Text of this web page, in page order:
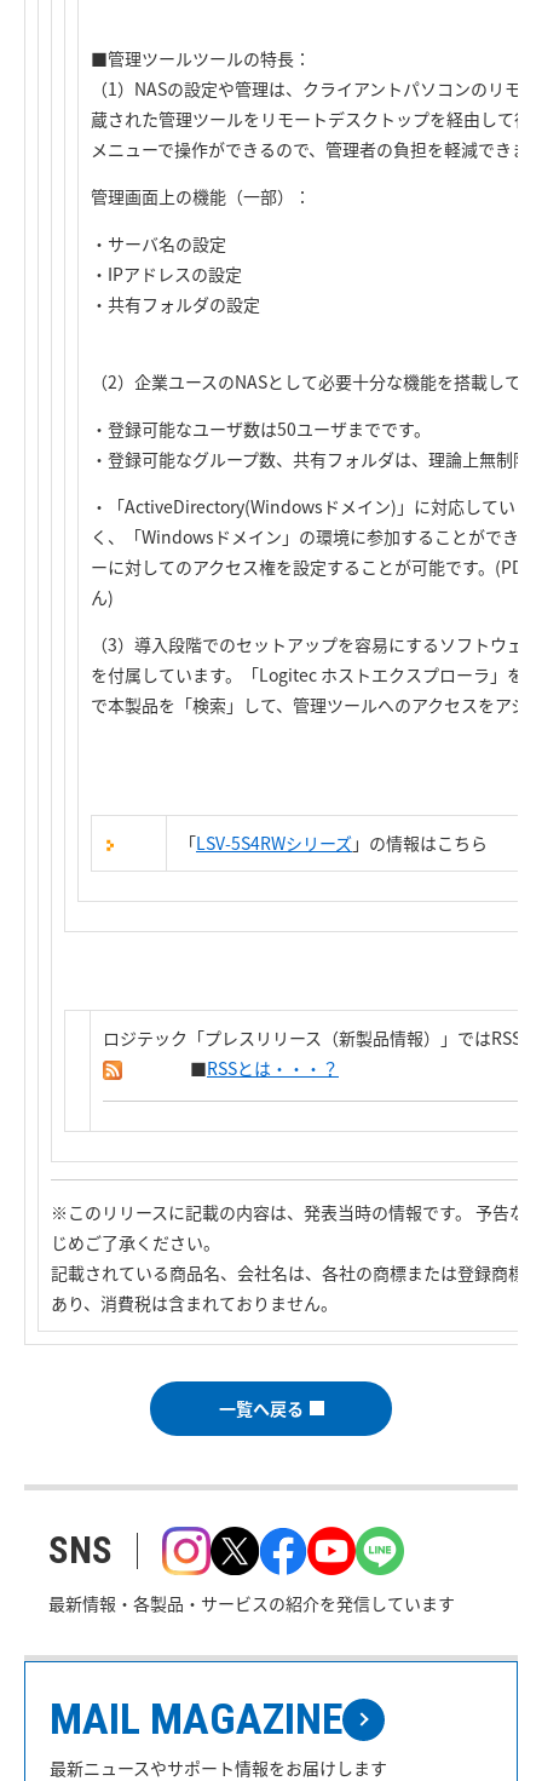
■管理ツールツールの特長：
（1）NASの設定や管理は、クライアントパソコンのリモ
蔵された管理ツールをリモートデスクトップを経由して行
メニューで操作ができるので、管理者の負担を軽減できま
管理画面上の機能（一部）：
・サーバ名の設定
・IPアドレスの設定
・共有フォルダの設定
（2）企業ユースのNASとして必要十分な機能を搭載して
・登録可能なユーザ数は50ユーザまでです。
・登録可能なグループ数、共有フォルダは、理論上無制限
・「ActiveDirectory(Windowsドメイン)」に対応していま
く、「Windowsドメイン」の環境に参加することができ
ーに対してのアクセス権を設定することが可能です。
ん)
（3）導入段階でのセットアップを容易にするソフトウェ
を付属しています。「Logitec ホストエクスプローラ」を
で本製品を「検索」して、管理ツールへのアクセスをアシ
「LSV-5S4RWシリーズ」の情報はこちら
ロジテック「プレスリリース（新製品情報）」ではRSS
■RSSとは・・・？
※このリリースに記載の内容は、発表当時の情報です。 予告な
じめご了承ください。
記載されている商品名、会社名は、各社の商標または登録商標
あり、消費税は含まれておりません。
一覧へ戻る
SNS
最新情報・各製品・サービスの紹介を発信しています
MAIL MAGAZINE
最新ニュースやサポート情報をお届けします